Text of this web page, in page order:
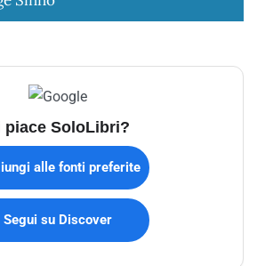
piace SoloLibri?
alle fonti preferite
Segui su Discover